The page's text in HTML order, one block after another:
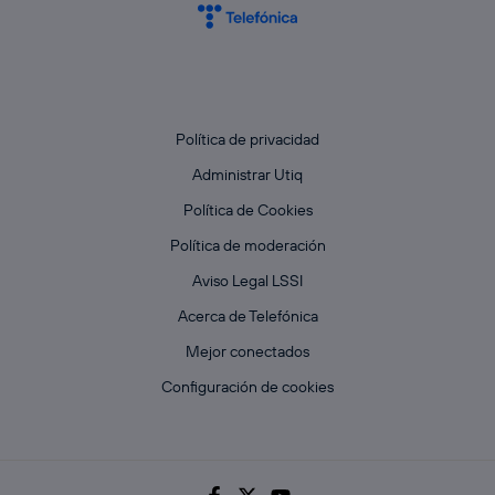
Política de privacidad
Administrar Utiq
Política de Cookies
Política de moderación
Aviso Legal LSSI
Acerca de Telefónica
Mejor conectados
Configuración de cookies